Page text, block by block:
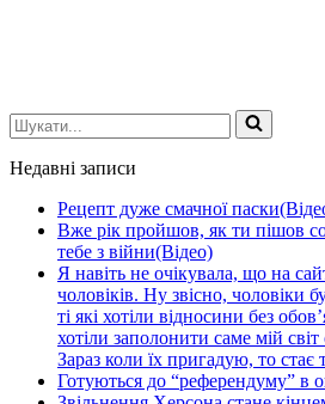
Шукати...
Недавні записи
Рецепт дуже смачної
Вже рік пройшов, як ти пішов
тебе з війни(Відео)
Я навіть не очікувала, що на
чоловіків. Ну звісно, чоловіки
ті які хотіли відносини без
хотіли заполонити саме мій
Зараз коли їх пригадую, то стає
Готуються до “референдуму” в